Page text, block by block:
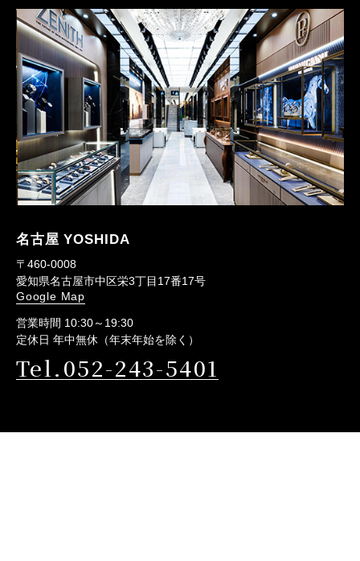
名古屋 YOSHIDA
〒460-0008
愛知県名古屋市中区栄3丁目17番17号
Google Map
営業時間 10:30～19:30
定休日 年中無休（年末年始を除く）
Tel.052-243-5401